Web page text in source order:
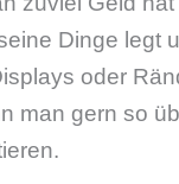
Dinge legt
oder
man gern so